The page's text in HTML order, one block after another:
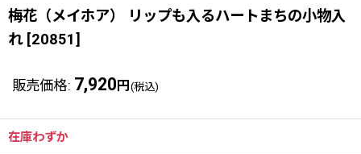
梅花（メイホア） リップも入るハートまちの小物入
れ [20851]
販売価格: 7,920 円 (税込)
在庫わずか